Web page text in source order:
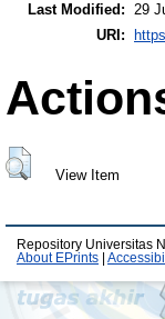
Last Modified: 29
URI:
View Item
Repository Universitas
About EPrints